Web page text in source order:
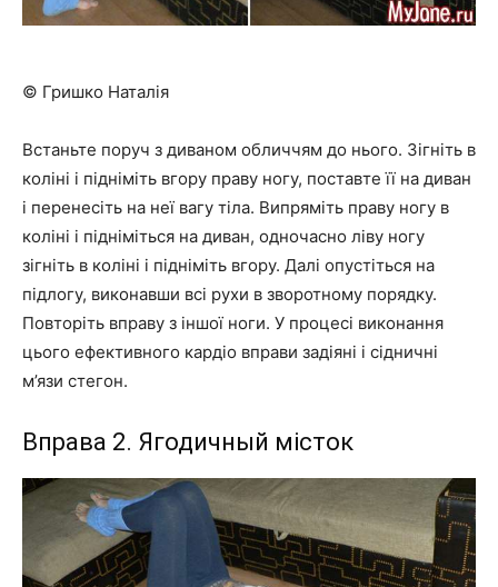
© Гришко Наталія
Встаньте поруч з диваном обличчям до нього. Зігніть в
коліні і підніміть вгору праву ногу, поставте її на диван
і перенесіть на неї вагу тіла. Випряміть праву ногу в
коліні і підніміться на диван, одночасно ліву ногу
зігніть в коліні і підніміть вгору. Далі опустіться на
підлогу, виконавши всі рухи в зворотному порядку.
Повторіть вправу з іншої ноги. У процесі виконання
цього ефективного кардіо вправи задіяні і сідничні
м’язи стегон.
Вправа 2. Ягодичный місток